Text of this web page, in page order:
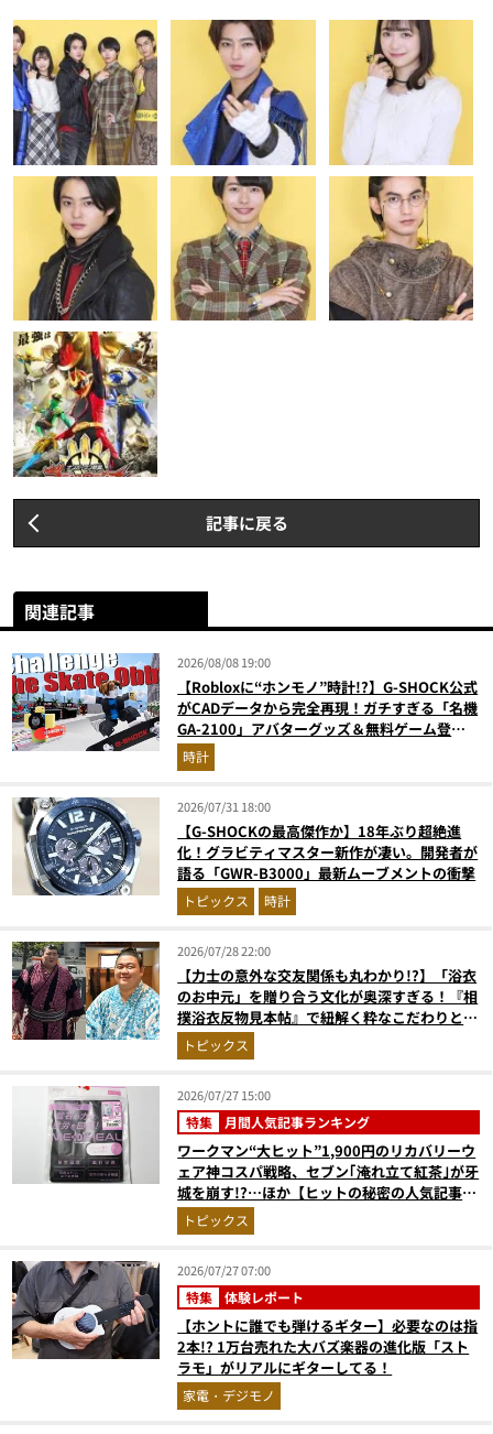
記事に戻る
関連記事
2026/08/08 19:00
【Robloxに“ホンモノ”時計!?】G-SHOCK公式
がCADデータから完全再現！ガチすぎる「名機
GA-2100」アバターグッズ＆無料ゲーム登場
が見逃せない
時計
2026/07/31 18:00
【G-SHOCKの最高傑作か】18年ぶり超絶進
化！グラビティマスター新作が凄い。開発者が
語る「GWR-B3000」最新ムーブメントの衝撃
トピックス 時計
2026/07/28 22:00
【力士の意外な交友関係も丸わかり!?】「浴衣
のお中元」を贈り合う文化が奥深すぎる！『相
撲浴衣反物見本帖』で紐解く粋なこだわりとと
っておきの1着
トピックス
2026/07/27 15:00
特集 月間人気記事ランキング
ワークマン“大ヒット”1,900円のリカバリーウ
ェア神コスパ戦略、セブン｢淹れ立て紅茶｣が牙
城を崩す!?…ほか【ヒットの秘密の人気記事ラ
ンキングベスト3】（2026年6月版）
トピックス
2026/07/27 07:00
特集 体験レポート
【ホントに誰でも弾けるギター】必要なのは指
2本!? 1万台売れた大バズ楽器の進化版「スト
ラモ」がリアルにギターしてる！
家電・デジモノ